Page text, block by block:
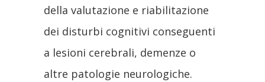
della valutazione e riabilitazione
dei disturbi cognitivi conseguenti
a lesioni cerebrali, demenze o
altre patologie neurologiche.